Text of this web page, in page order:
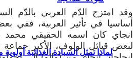
لماذا تمثل السيادة الغذائية
وقد امتزج الدّم العربي بالدّم
أساسيا في تأثير العربية، ففي
انجاي كان اسمه الحقيقي محمد
لبعض قبائل الولوف، الأكبر